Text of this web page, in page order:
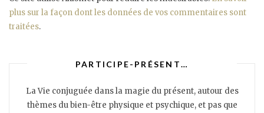
plus sur la façon dont les données de vos commentaires sont
traitées.
PARTICIPE-PRÉSENT…
La Vie conjuguée dans la magie du présent, autour des
thèmes du bien-être physique et psychique, et pas que